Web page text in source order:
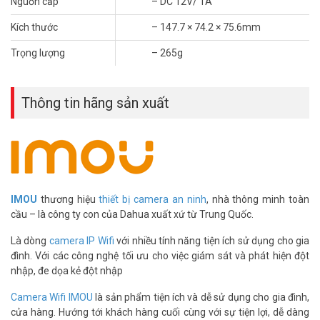
cần. Thẻ nhớ Micro SD đến 512GB lưu trữ cục bộ không cần đăng
ký dịch vụ cloud tốn phí. Khảo sát tận nơi – Kỹ thuật viên đến kiểm
Camera Gia Đình Đã Triển Khai Thực Tế
Vũ Hoàng Telecom phân phối và lắp đặt camera Imou chính hãng
nghìn công trình camera cho nhà dân từ Bắc vào Nam. Kinh
nghiệm thực tế từ nhiều công trình giúp kỹ thuật viên xác định ngay
vị trí lắp tối ưu cho từng mặt bằng. Giá Imou Bullet 2C Pro 5MP tại
Xem thêm:Lắp Đặt Camera Quan Sát – Dịch Vụ Trọn Gói Uy
Thông số kỹ thuật Camera Wifi ngoài trời
Bullet 2C Pro 5MP IMOU IPC-F52P-PRO
– Chuẩn nén H.265
– Độ phân giải 5MP cảm biến 1/2.9”Progressive CMOS,
Kích thước – 147.7 × 74.2 × 75.6mm
Trọng lượng – 265g
Thông tin hãng sản xuất
IMOU thương hiệuthiết bị camera an ninh, nhà thông minh toàn
cầu – là công ty con của Dahua xuất xứ từ Trung Quốc.
Là dòng camera IP Wifi với nhiều tính năng tiện ích sử dụng cho gia
đình. Với các công nghệ tối ưu cho việc giám sát và phát hiện đột
nhập, đe dọa kẻ đột nhập
Camera Wifi IMOU là sản phẩm tiện ích và dễ sử dụng cho gia đình,
cửa hàng. Hướng tới khách hàng cuối cùng với sự tiện lợi, dễ dàng